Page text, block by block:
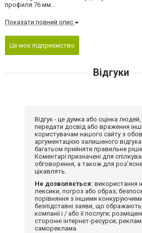
профиля 76 мм...
Показати повний опис
Це моє підприємство
Відгуки
Відгук - це думка або оцінка
передати досвід або враження
користувачам нашого сайту з
аргументацією залишеного
багатьом прийняти правильне
Коментарі призначені для
обговорення, а також для
цікавлять.
Не дозволяється: використання
лексики, погроз або образ;
порівняння з іншими
безпідставні заяви, що ображають
компанії і / або її послуги;
сторонні інтернет-ресурси;
самореклама.